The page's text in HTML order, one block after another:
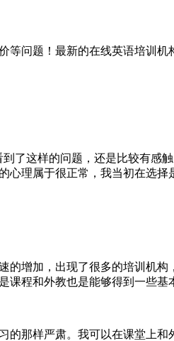
问题！最新的在线英语培训机
了这样的问题，还是比较有感
理属于很正常，我当初在选
增加，出现了很多的培训机
程和外教也是能够得到一些基
那样严肃。我可以在课堂上